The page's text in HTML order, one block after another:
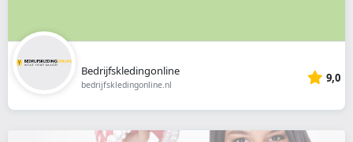
Bedrijfskledingonline
bedrijfskledingonline.nl 9,0